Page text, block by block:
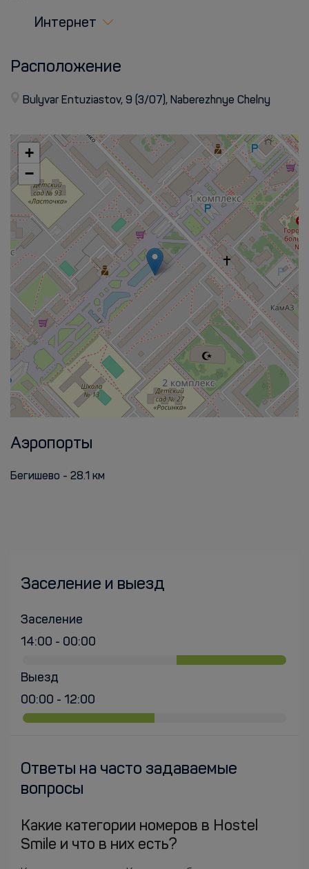
Интернет
Расположение
Bulyvar Entuziastov, 9 (3/07), Naberezhnye Chelny
+
−
Аэропорты
Бегишево - 28.1 км
Заселение и выезд
Заселение
14:00 - 00:00
Выезд
00:00 - 12:00
Ответы на часто задаваемые
вопросы
Какие категории номеров в Hostel
Smile и что в них есть?